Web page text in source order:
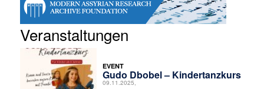
Veranstaltungen
EVENT
Gudo Dbobel – Kindertanzkurs
09.11.2025,